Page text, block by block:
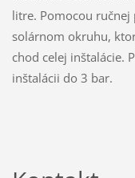
litre. Pomocou
solárnom okruhu,
chod celej inštalácie.
inštalácii do 3 bar.